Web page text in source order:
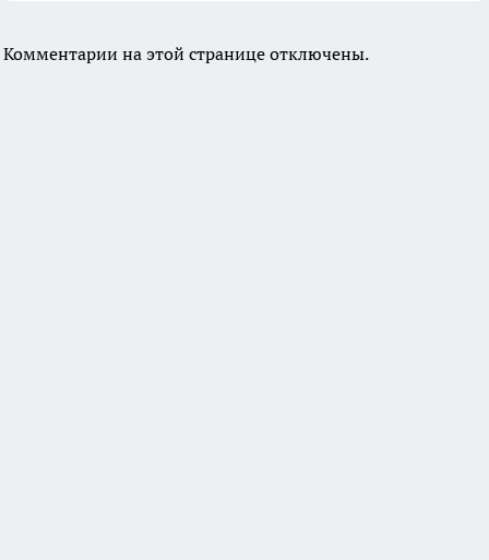
Комментарии на этой странице отключены.